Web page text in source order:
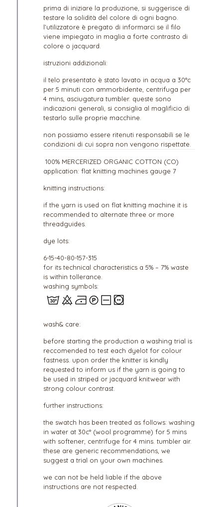
prima di iniziare la produzione, si suggerisce di
testare la solidità del colore di ogni bagno.
l’utilizzatore è pregato di informarci se il filo
viene impiegato in maglia a forte contrasto di
colore o jacquard.
istruzioni addizionali:
il telo presentato è stato lavato in acqua a 30°c
per 5 minuti con ammorbidente, centrifuga per
4 mins, asciugatura tumbler. queste sono
indicazioni generali, si consiglia al maglificio di
testarlo sulle proprie macchine.
non possiamo essere ritenuti responsabili se le
condizioni di cui sopra non vengono rispettate.
100% MERCERIZED ORGANIC COTTON (CO)
application: flat knitting machines gauge 7
knitting instructions:
if the yarn is used on flat knitting machine it is
recommended to alternate three or more
threadguides.
dye lots:
6-15-40-80-157-315
for its technical characteristics a 5% – 7% waste
is within tollerance.
washing symbols:
wash& care:
before starting the production a washing trial is
reccomended to test each dyelot for colour
fastness. upon order the knitter is kindly
requested to inform us if the yarn is going to
be used in striped or jacquard knitwear with
strong colour contrast.
further instructions:
the swatch has been treated as follows: washing
in water at 30c° (wool programme) for 5 mins
with softener, centrifuge for 4 mins. tumbler air.
these are generic recommendations, we
suggest a trial on your own machines.
we can not be held liable if the above
instructions are not respected.